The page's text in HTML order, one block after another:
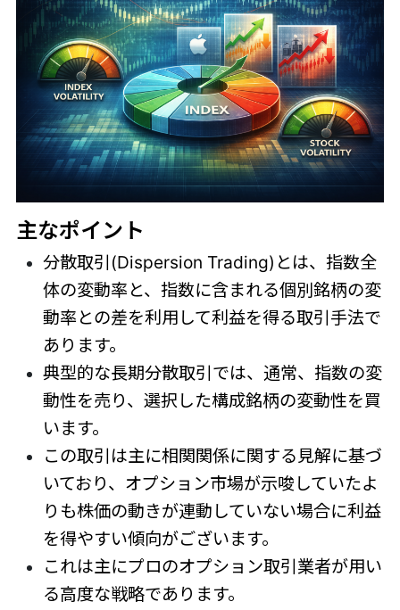
主なポイント
分散取引(Dispersion Trading)とは、指数全
体の変動率と、指数に含まれる個別銘柄の変
動率との差を利用して利益を得る取引手法で
あります。
典型的な長期分散取引では、通常、指数の変
動性を売り、選択した構成銘柄の変動性を買
います。
この取引は主に相関関係に関する見解に基づ
いており、オプション市場が示唆していたよ
りも株価の動きが連動していない場合に利益
を得やすい傾向がございます。
これは主にプロのオプション取引業者が用い
る高度な戦略であります。